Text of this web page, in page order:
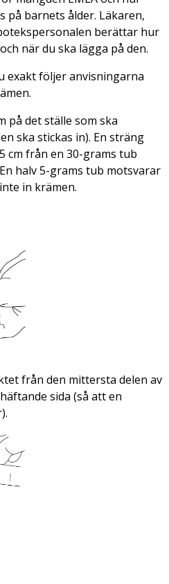
på barnets ålder. Läkaren,
berättar hur
när du ska lägga på den.
exakt följer anvisningarna
på det ställe som ska
ska stickas in). En sträng
cm från en 30-grams tub
halv 5-grams tub motsvarar
in krämen.
från den mittersta delen av
sida (så att en